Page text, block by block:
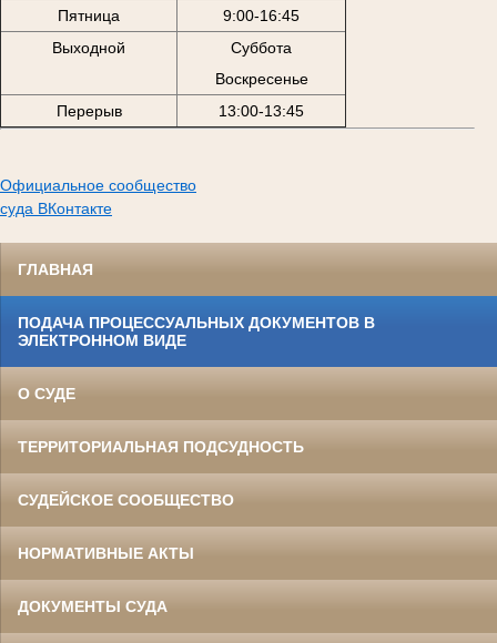
Пятница
9:00-16:45
Выходной
Суббота
Воскресенье
Перерыв
13:00-13:45
Официальное сообщество
суда ВКонтакте
ГЛАВНАЯ
ПОДАЧА ПРОЦЕССУАЛЬНЫХ ДОКУМЕНТОВ В
ЭЛЕКТРОННОМ ВИДЕ
О СУДЕ
ТЕРРИТОРИАЛЬНАЯ ПОДСУДНОСТЬ
СУДЕЙСКОЕ СООБЩЕСТВО
НОРМАТИВНЫЕ АКТЫ
ДОКУМЕНТЫ СУДА